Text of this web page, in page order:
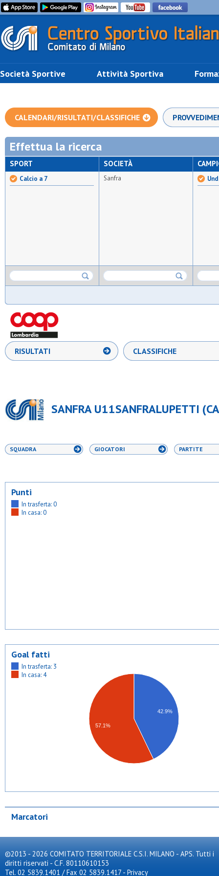
Società Sportive Attività Sportiva
CALENDARI/RISULTATI/CLASSIFICHE
Effettua la ricerca
SPORT
Calcio a 7
SOCIETÀ
Sanfra
RISULTATI CLASSIFICHE
SANFRA U11SANFRALUPETTI
SQUADRA GIOCATORI PARTITE
Punti
In trasferta: 0
In casa: 0
42.9%
57.1%
Goal fatti
In trasferta: 3
In casa: 4
Marcatori
©2013 - 2026 COMITATO TERRITORIALE C.S.I. MILANO - APS. Tutti i
diritti riservati - C.F. 80110610153
Tel. 02 5839.1401 / Fax 02 5839.1417 - Privacy